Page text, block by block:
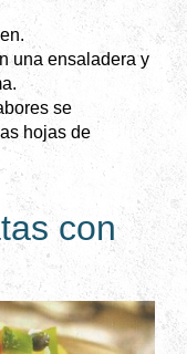
una ensaladera y
se
hojas de
con